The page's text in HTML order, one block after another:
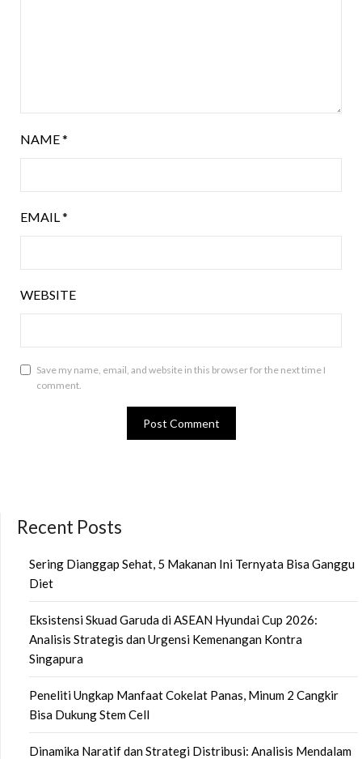
NAME*
EMAIL *
WEBSITE
Save my name, email, and website in this browser for the next time I
comment.
Recent Posts
Sering Dianggap Sehat, 5 Makanan Ini Ternyata Bisa Ganggu
Diet
Eksistensi Skuad Garuda di ASEAN Hyundai Cup 2026:
Analisis Strategis dan Urgensi Kemenangan Kontra
Singapura
Peneliti Ungkap Manfaat Cokelat Panas, Minum 2 Cangkir
Bisa Dukung Stem Cell
Dinamika Naratif dan Strategi Distribusi: Analisis Mendalam